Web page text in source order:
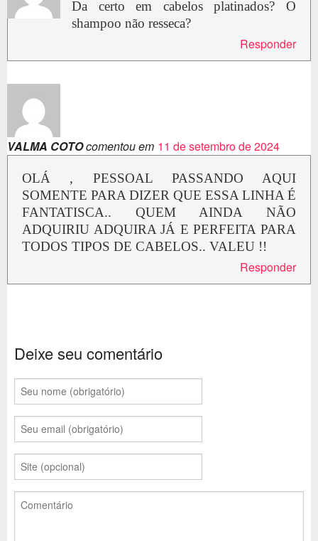
Da certo em cabelos platinados? O
shampoo não resseca?
Responder
VALMA COTOcomentou em 11 de setembro de 2024
OLÁ , PESSOAL PASSANDO AQUI
SOMENTE PARA DIZER QUE ESSA LINHA É
FANTATISCA.. QUEM AINDA NÃO
ADQUIRIU ADQUIRA JÁ E PERFEITA PARA
TODOS TIPOS DE CABELOS.. VALEU !!
Responder
Deixe seu comentário